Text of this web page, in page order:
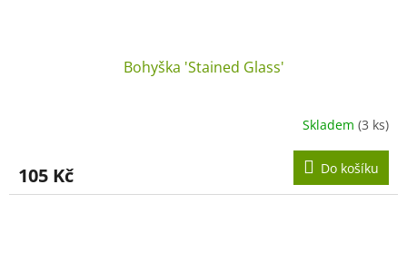
Bohyška 'Stained Glass'
Skladem (3 ks)
105 Kč Do košíku